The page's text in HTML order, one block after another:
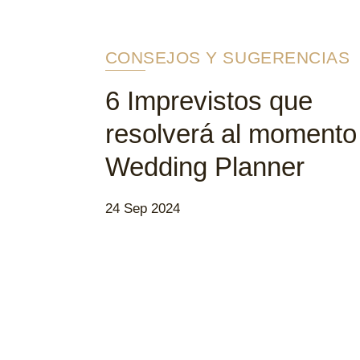
CONSEJOS Y SUGERENCIAS
6 Imprevistos que
resolverá al
Wedding Planner
24 Sep 2024